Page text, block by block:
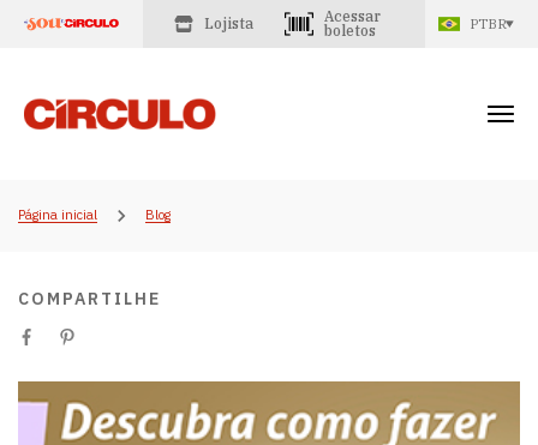
Lojista
Acessar
boletos
PTBR
Página inicial Blog
COMPARTILHE